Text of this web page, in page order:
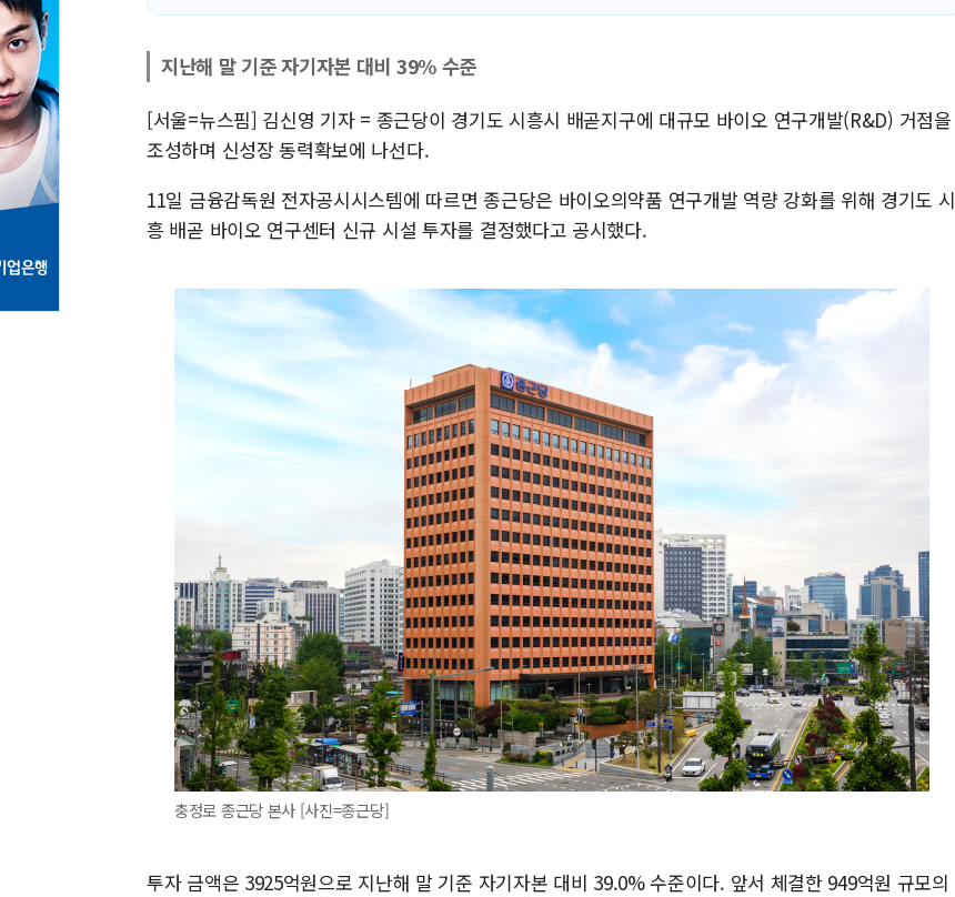
지난해 말 기준 자기자본 대비 39% 수준
[서울=뉴스핌] 김신영 기자 = 종근당이 경기도 시흥시 배곧지구에 대규모 바이오 연구개발(R&D) 거점을
조성하며 신성장 동력확보에 나선다.
11일 금융감독원 전자공시시스템에 따르면 종근당은 바이오의약품 연구개발 역량 강화를 위해 경기도 시
흥 배곧 바이오 연구센터 신규 시설 투자를 결정했다고 공시했다.
충정로 종근당 본사 [사진=종근당]
투자 금액은 3925억원으로 지난해 말 기준 자기자본 대비 39.0% 수준이다. 앞서 체결한 949억원 규모의